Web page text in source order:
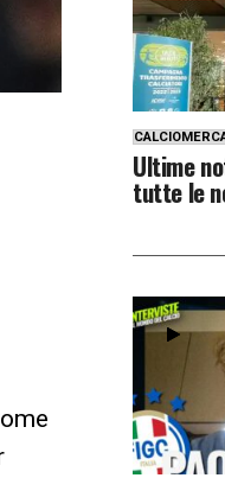
Ultime
tutte le